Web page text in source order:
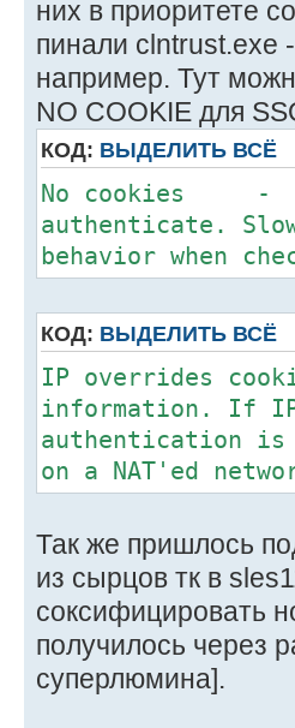
них в приоритете
пинали clntrust.exe
например. Тут
NO COOKIE для
КОД: ВЫДЕЛИТЬ ВСЁ
No cookies -
authenticate.
behavior when
КОД: ВЫДЕЛИТЬ ВСЁ
IP overrides
information. If IP
authentication is
on a NAT'ed
Так же пришлось
из сырцов тк в
соксифицировать
получилось через
суперлюмина].